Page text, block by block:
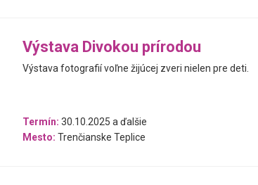
Výstava Divokou prírodou
Výstava fotografií voľne žijúcej zveri nielen pre deti.
Termín: 30.10.2025 a ďalšie
Mesto: Trenčianske Teplice